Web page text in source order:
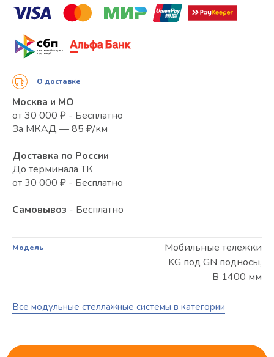
Модель
Мобильные тележки
KG под GN подносы,
В 1400 мм
Все модульные стеллажные системы в категории
О доставке
Москва и МО
от 30 000 ₽ - Бесплатно
За МКАД — 85 ₽/км
Доставка по России
До терминала ТК
от 30 000 ₽ - Бесплатно
Самовывоз - Бесплатно